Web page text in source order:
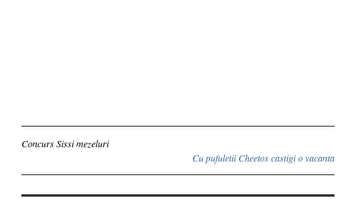
Inscriere
Concurs Sissi mezeluri
Cu pufuletii Cheetos castigi o vacanta